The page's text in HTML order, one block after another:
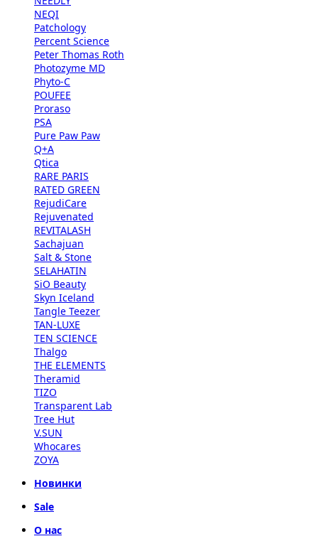
NEQI
Patchology
Percent Science
Peter Thomas Roth
Photozyme MD
Phyto-C
POUFEE
Proraso
PSA
Pure Paw Paw
Q+A
Qtica
RARE PARIS
RATED GREEN
RejudiCare
Rejuvenated
REVITALASH
Sachajuan
Salt & Stone
SELAHATIN
SiO Beauty
Skyn Iceland
Tangle Teezer
TAN-LUXE
TEN SCIENCE
Thalgo
THE ELEMENTS
Theramid
TIZO
Transparent Lab
Tree Hut
V.SUN
Whocares
ZOYA
Новинки
Sale
О нас